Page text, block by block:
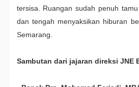
tersisa. Ruangan sudah penuh
dan tengah menyaksikan hiburan
Semarang.
Sambutan dari jajaran direksi JNE